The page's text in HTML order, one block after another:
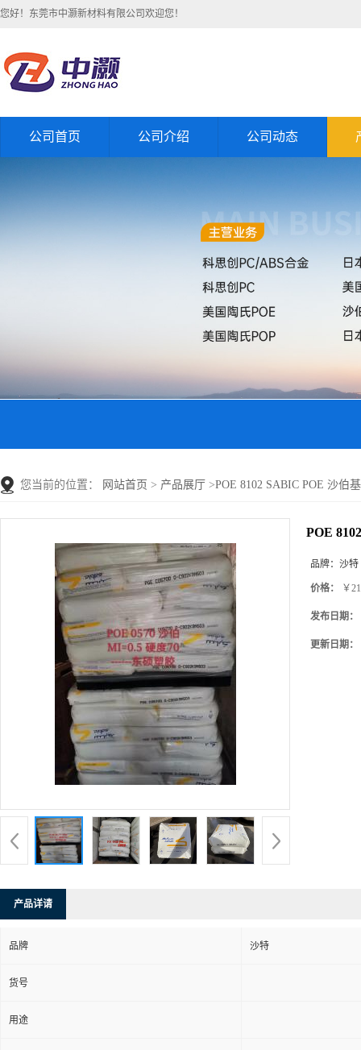
您好！东莞市中灏新材料有限公司欢迎您！
公司首页 公司介绍 公司动态
您当前的位置： 网站首页 > 产品展厅 >POE 8102 SABIC POE 沙伯
POE
品牌： 沙特
价格： ￥
发布日期：
更新日期：
产品详请
品牌 沙特
货号
用途